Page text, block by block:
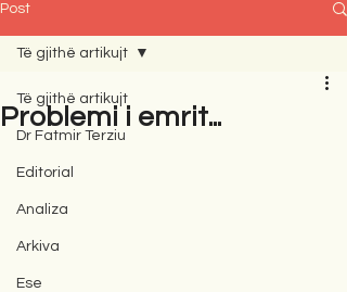
Post
Të gjithë artikujt
Dr Fatmir Terziu
Editorial
Analiza
Arkiva
Ese
Të gjithë artikujt
Problemi i emrit...